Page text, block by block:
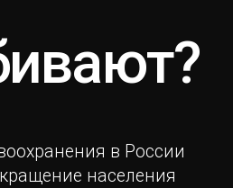
в России
населения